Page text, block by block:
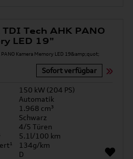
Tech AHK PANO
LED 19"
Sofort verfügbar
150 kW (204 PS)
Automatik
1.968 cm³
Schwarz
4/5 Türen
5.1l/100 km
134g/km
D